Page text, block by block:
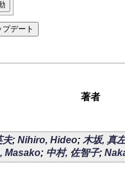
著者
夫; Nihiro, Hideo; 木坂, 真
Masako; 中村, 佐智子;